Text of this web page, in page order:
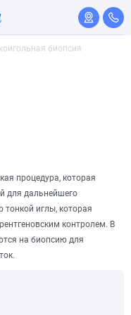
биопсия
процедура, которая
для дальнейшего
иглы, которая
контролем. В
на биопсию для